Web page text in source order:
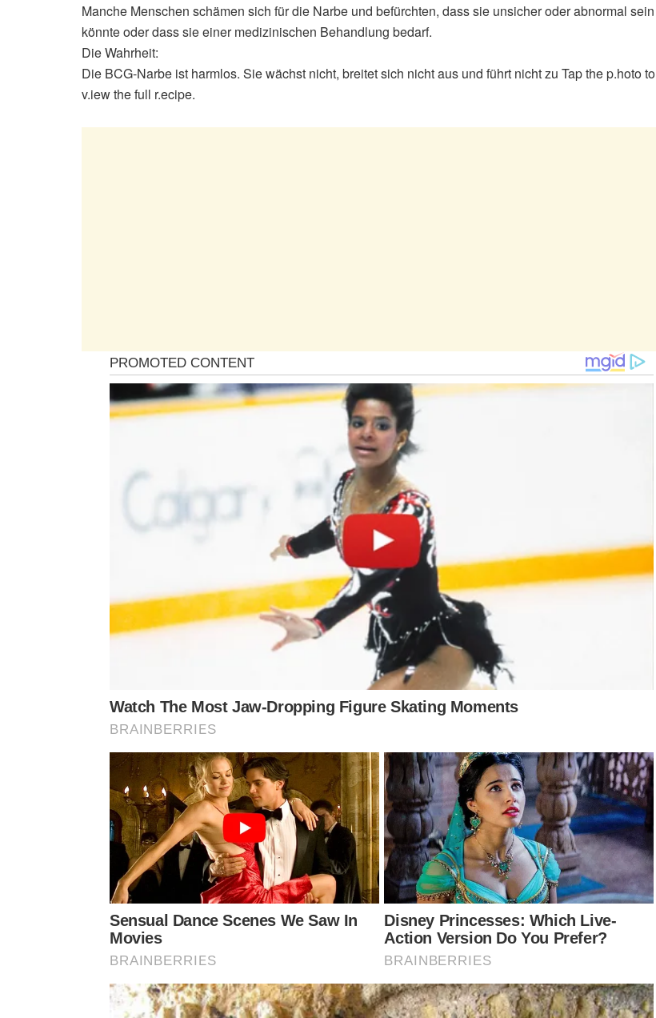
Manche Menschen schämen sich für die Narbe und befürchten, dass sie unsicher oder abnormal sein
könnte oder dass sie einer medizinischen Behandlung bedarf.
Die Wahrheit:
Die BCG-Narbe ist harmlos. Sie wächst nicht, breitet sich nicht aus und führt nicht zu Tap the p.hoto to
v.iew the full r.ecipe.